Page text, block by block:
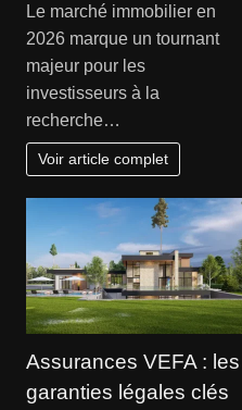
Le marché immobilier en
2026 marque un tournant
majeur pour les
investisseurs à la
recherche…
Voir article complet
Assurances VEFA : les
garanties légales clés